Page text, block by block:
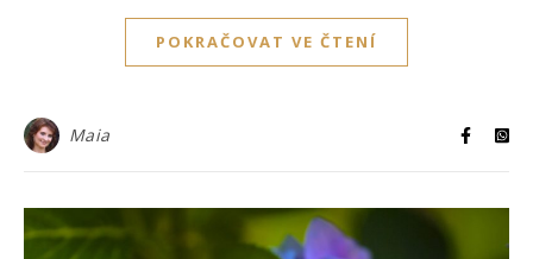
POKRAČOVAT VE ČTENÍ
Maia